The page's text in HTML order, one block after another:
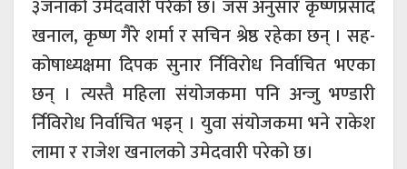
३जनाको उमेदवारी परेको छ। जस अनुसार कृष्णप्रसाद
खनाल, कृष्ण गैंरे शर्मा र सचिन श्रेष्ठ रहेका छन् । सह-
कोषाध्यक्षमा दिपक सुनार र्निविरोध निर्वाचित भएका
छन् । त्यस्तै महिला संयोजकमा पनि अन्जु भण्डारी
र्निविरोध निर्वाचित भइन् । युवा संयोजकमा भने राकेश
लामा र राजेश खनालको उमेदवारी परेको छ।